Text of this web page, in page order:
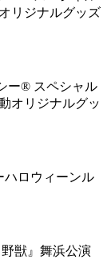
リジナルグッズ
ー® スペシャル
オリジナルグッ
ハロウィーンル
獣』舞浜公演